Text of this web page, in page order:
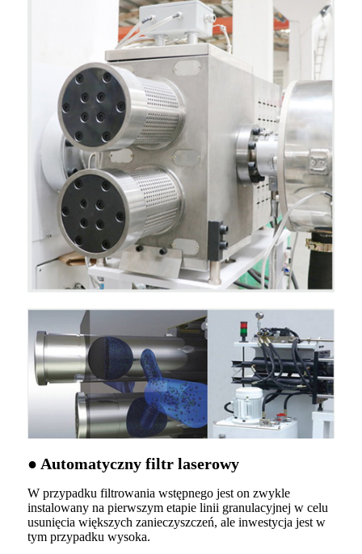
● Automatyczny filtr laserowy
W przypadku filtrowania wstępnego jest on zwykle
instalowany na pierwszym etapie linii granulacyjnej w celu
usunięcia większych zanieczyszczeń, ale inwestycja jest w
tym przypadku wysoka.